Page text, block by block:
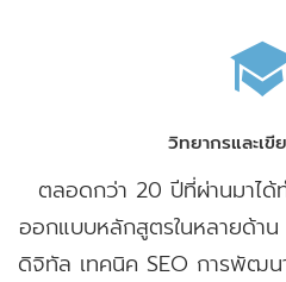
วิทยากรและเ
ตลอดกว่า 20 ปีที่ผ่านมาได้
ออกแบบหลักสูตรในหลายด้า
ดิจิทัล เทคนิค SEO การพัฒน